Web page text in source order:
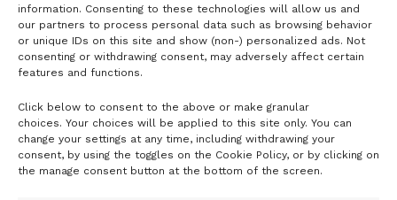
information. Consenting to these technologies will allow us and
our partners to process personal data such as browsing behavior
or unique IDs on this site and show (non-) personalized ads. Not
consenting or withdrawing consent, may adversely affect certain
features and functions.
Click below to consent to the above or make granular
choices. Your choices will be applied to this site only. You can
change your settings at any time, including withdrawing your
consent, by using the toggles on the Cookie Policy, or by clicking on
the manage consent button at the bottom of the screen.
- H I R D E T É S -